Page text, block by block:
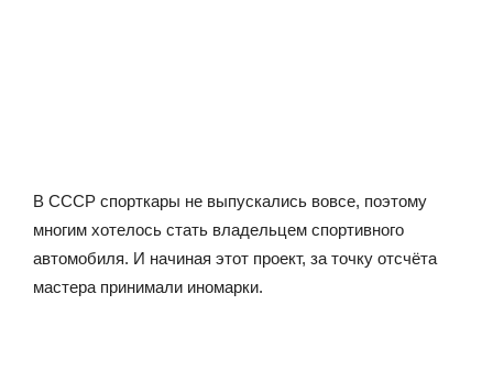
В СССР спорткары не выпускались вовсе, поэтому
многим хотелось стать владельцем спортивного
автомобиля. И начиная этот проект, за точку отсчёта
мастера принимали иномарки.